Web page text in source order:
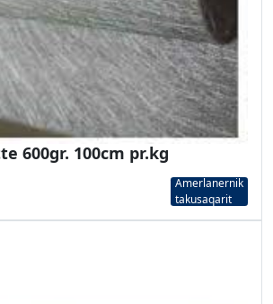
600gr. 100cm pr.kg
Amerlanernik
takusaqarit